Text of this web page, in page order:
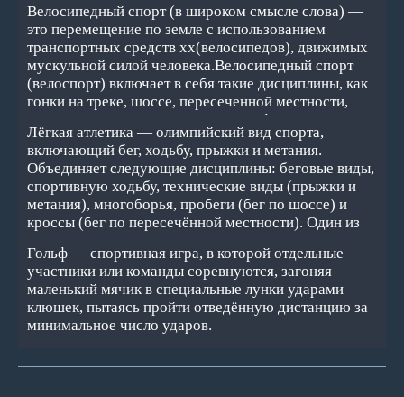
Велосипедный спорт (в широком смысле слова) —
это перемещение по земле с использованием
транспортных средств хх(велосипедов), движимых
мускульной силой человека.Велосипедный спорт
(велоспорт) включает в себя такие дисциплины, как
гонки на треке, шоссе, пересеченной местности,
горный велосипед, соревнования в фигурной езде и
игре в мяч на велосипедах — велополо и велобол и
др.
Лёгкая атлетика — олимпийский вид спорта,
включающий бег, ходьбу, прыжки и метания.
Объединяет следующие дисциплины: беговые виды,
спортивную ходьбу, технические виды (прыжки и
метания), многоборья, пробеги (бег по шоссе) и
кроссы (бег по пересечённой местности). Один из
основных и наиболее массовых видов спорта.
Гольф — спортивная игра, в которой отдельные
участники или команды соревнуются, загоняя
маленький мячик в специальные лунки ударами
клюшек, пытаясь пройти отведённую дистанцию за
минимальное число ударов.